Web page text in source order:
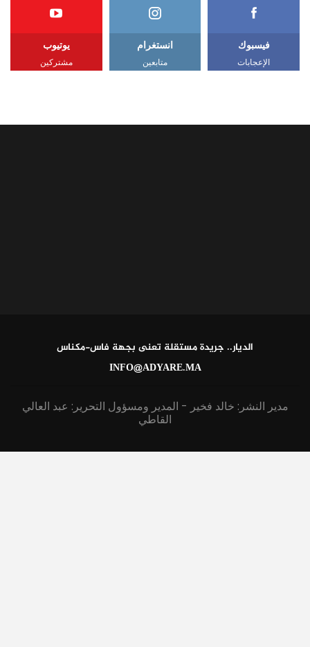
فيسبوك
الإعجابات
انستغرام
متابعين
يوتيوب
مشتركين
الديار.. جريدة مستقلة تعنى بجهة فاس-مكناس
INFO@ADYARE.MA
مدير النشر: خالد فخير - المدير ومسؤول التحرير: عبد العالي
القاطي